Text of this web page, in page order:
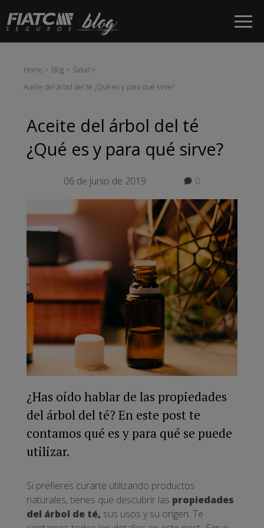
Saltar al contenido principal
Home Blog
Salud
Aceite del árbol del té ¿Qué es y para qué sirve?
Aceite del árbol del té
¿Qué es y para qué sirve?
06 de junio de 2019 0
¿Has oído hablar de las propiedades
del árbol del té? En este post te
contamos qué es y para qué se puede
utilizar.
Si prefieres curarte utilizando productos
naturales, tienes que descubrir las propiedades
del árbol de té, sus usos y su origen. Te